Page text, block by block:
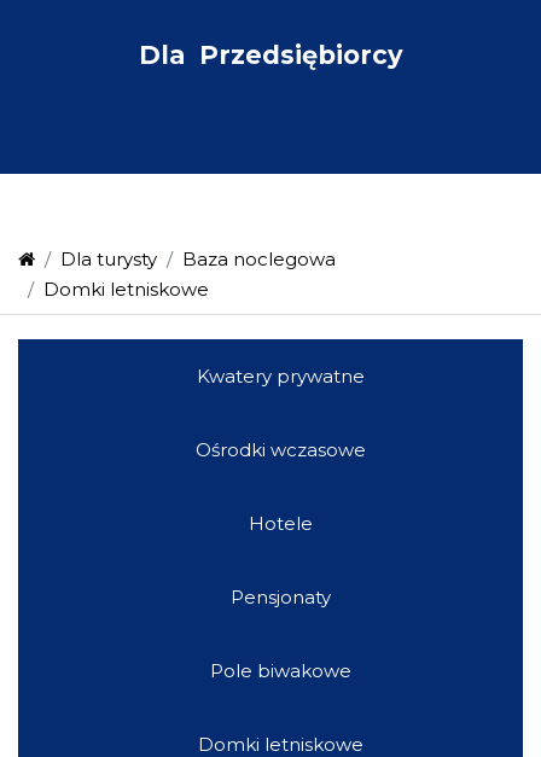
Dla Przedsiębiorcy
Dla turysty
Baza noclegowa
Domki letniskowe
Kwatery prywatne
Ośrodki wczasowe
Hotele
Pensjonaty
Pole biwakowe
Domki letniskowe